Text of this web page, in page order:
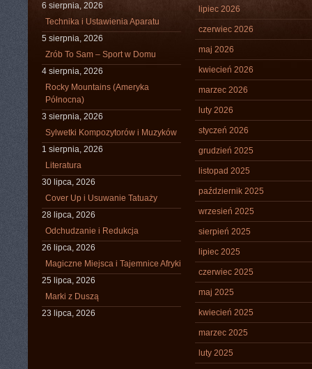
6 sierpnia, 2026
Technika i Ustawienia Aparatu
5 sierpnia, 2026
Zrób To Sam – Sport w Domu
4 sierpnia, 2026
Rocky Mountains (Ameryka
Północna)
3 sierpnia, 2026
Sylwetki Kompozytorów i Muzyków
1 sierpnia, 2026
Literatura
30 lipca, 2026
Cover Up i Usuwanie Tatuaży
28 lipca, 2026
Odchudzanie i Redukcja
26 lipca, 2026
Magiczne Miejsca i Tajemnice Afryki
25 lipca, 2026
Marki z Duszą
23 lipca, 2026
lipiec 2026
czerwiec 2026
maj 2026
kwiecień 2026
marzec 2026
luty 2026
styczeń 2026
grudzień 2025
listopad 2025
październik 2025
wrzesień 2025
sierpień 2025
lipiec 2025
czerwiec 2025
maj 2025
kwiecień 2025
marzec 2025
luty 2025